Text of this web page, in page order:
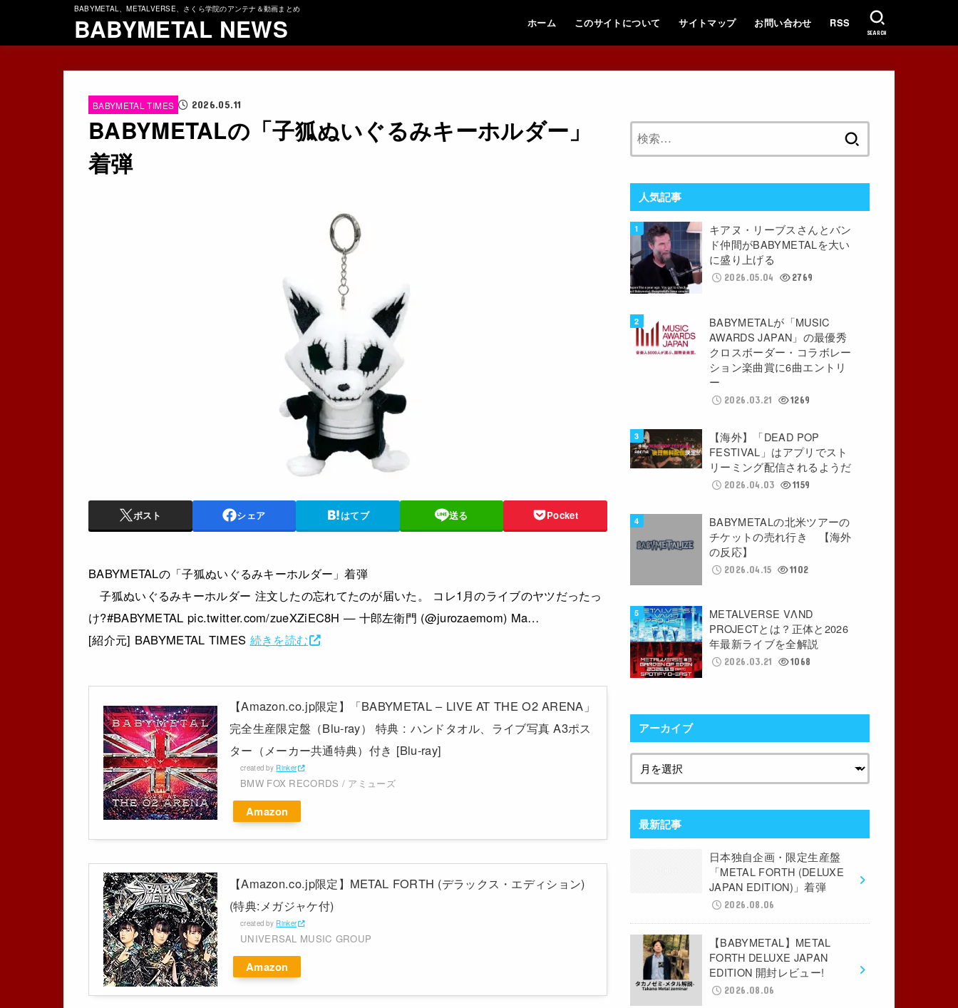
BABYMETAL、METALVERSE、さくら学院のアンテナ＆動画まとめ
BABYMETAL NEWS ホーム このサイトについて サイトマップ お問い合わせ RSS
SEARCH
BABYMETAL TIMES 2026.05.11
BABYMETALの「子狐ぬいぐるみキーホルダー」
着弾
ポスト シェア はてブ 送る Pocket
BABYMETALの「子狐ぬいぐるみキーホルダー」着弾
子狐ぬいぐるみキーホルダー 注文したの忘れてたのが届いた。 コレ1月のライブのヤツだったっ
け?#BABYMETAL pic.twitter.com/zueXZiEC8H — 十郎左衛門 (@jurozaemom) Ma…
[紹介元] BABYMETAL TIMES 続きを読む
【Amazon.co.jp限定】「BABYMETAL – LIVE AT THE O2 ARENA」
完全生産限定盤（Blu-ray） 特典 : ハンドタオル、ライブ写真 A3ポス
ター（メーカー共通特典）付き [Blu-ray]
created by Rinker
BMW FOX RECORDS / アミューズ
Amazon
【Amazon.co.jp限定】METAL FORTH (デラックス・エディション)
(特典:メガジャケ付)
created by Rinker
UNIVERSAL MUSIC GROUP
Amazon
人気記事
キアヌ・リーブスさんとバン
ド仲間がBABYMETALを大い
に盛り上げる
2026.05.04 2769
BABYMETALが「MUSIC
AWARDS JAPAN」の最優秀
クロスボーダー・コラボレー
ション楽曲賞に6曲エントリ
ー
2026.03.21 1269
【海外】「DEAD POP
FESTIVAL」はアプリでスト
リーミング配信されるようだ
2026.04.03 1159
BABYMETALの北米ツアーの
チケットの売れ行き 【海外
の反応】
2026.04.15 1102
METALVERSE VΛND
PROJECTとは？正体と2026
年最新ライブを全解説
2026.03.21 1068
アーカイブ
最新記事
日本独自企画・限定生産盤
「METAL FORTH (DELUXE
JAPAN EDITION)」着弾
2026.08.06
【BABYMETAL】METAL
FORTH DELUXE JAPAN
EDITION 開封レビュー!
2026.08.06